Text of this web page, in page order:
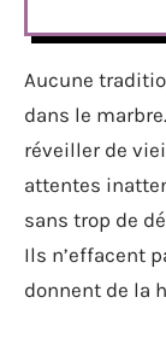
Aucune
dans le
réveiller de
attentes
sans trop de
Ils n’effacent
donnent de la